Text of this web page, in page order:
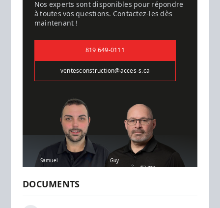
Nos experts sont disponibles pour répondre
à toutes vos questions. Contactez-les dès
maintenant !
819 649-0111
ventesconstruction@acces-s.ca
Samuel Guy
DOCUMENTS